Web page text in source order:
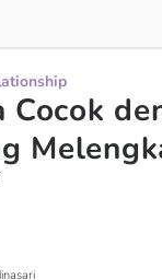
Cocok